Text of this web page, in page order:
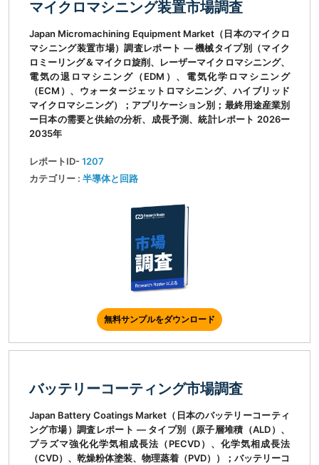
マイクロマシニング装置市場調査
Japan Micromachining Equipment Market（日本のマイクロ
マシニング装置市場）調査レポート ― 機械タイプ別（マイク
ロミーリング＆マイクロ旋削、レーザーマイクロマシニング、
電気の退ロマシニング（EDM）、電気化学ロマシニング
（ECM）、ウォータージェットロマシニング、ハイブリッド
マイクロマシニング）；アプリケーション別；最終用途産業別
ー日本の需要と供給の分析、成長予測、統計レポート 2026ー
2035年
レポートID-1207
カテゴリー : 半導体と回路
無料サンプルをダウンロード
バッテリーコーティング市場調査
Japan Battery Coatings Market（日本のバッテリーコーティ
ング市場）調査レポート ― タイプ別（原子層堆積（ALD）、
プラズマ強化化学気相成長法（PECVD）、化学気相成長法
（CVD）、乾燥粉体塗装、物理蒸着（PVD））；バッテリーコ